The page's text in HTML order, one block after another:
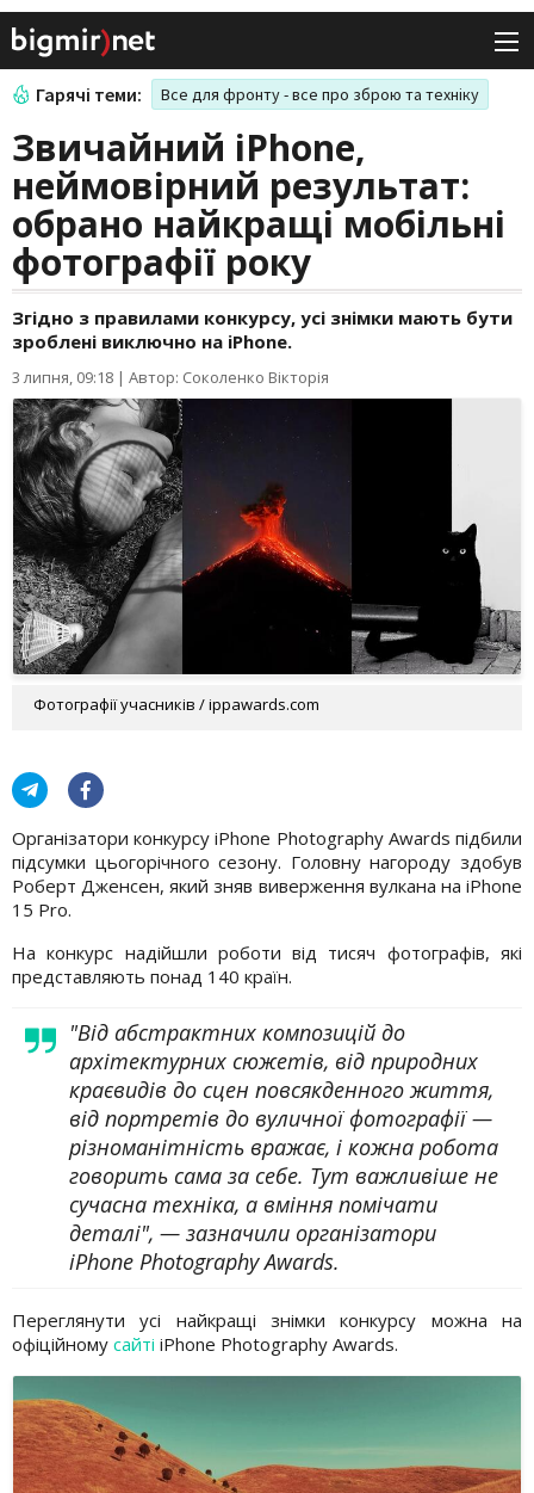
Гарячі теми: Все для фронту - все про зброю та техніку
Звичайний iPhone,
неймовірний результат:
обрано найкращі мобільні
фотографії року
Згідно з правилами конкурсу, усі знімки мають бути
зроблені виключно на iPhone.
3 липня, 09:18 | Автор: Соколенко Вікторія
Фотографії учасників / ippawards.com
Організатори конкурсу iPhone Photography Awards підбили
підсумки цьогорічного сезону. Головну нагороду здобув
Роберт Дженсен, який зняв виверження вулкана на iPhone
15 Pro.
На конкурс надійшли роботи від тисяч фотографів, які
представляють понад 140 країн.
"Від абстрактних композицій до
архітектурних сюжетів, від природних
краєвидів до сцен повсякденного життя,
від портретів до вуличної фотографії —
різноманітність вражає, і кожна робота
говорить сама за себе. Тут важливіше не
сучасна техніка, а вміння помічати
деталі", — зазначили організатори
iPhone Photography Awards.
Переглянути усі найкращі знімки конкурсу можна на
офіційному сайті iPhone Photography Awards.